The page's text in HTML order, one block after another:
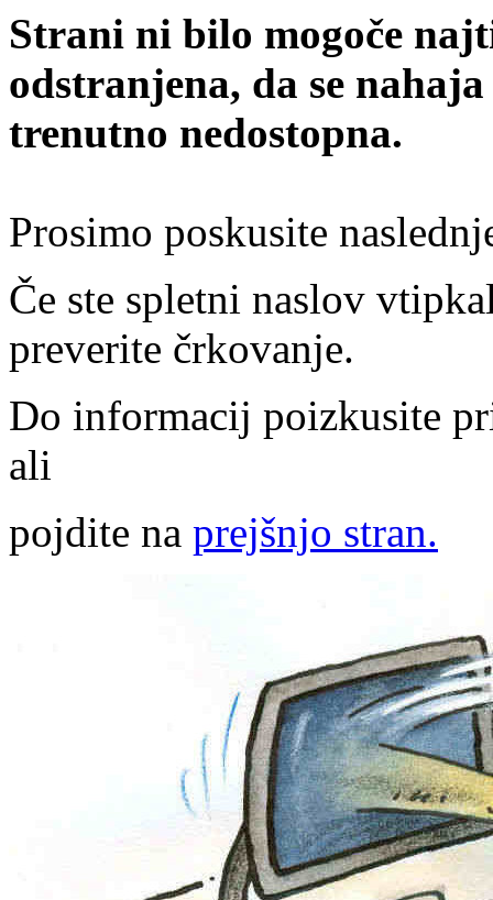
Strani ni bilo mogoče
odstranjena, da se
trenutno nedostopna.
Prosimo poskusite
Če ste spletni naslov
preverite črkovanje.
Do informacij poizkusite
ali
pojdite na prejšnjo stran.